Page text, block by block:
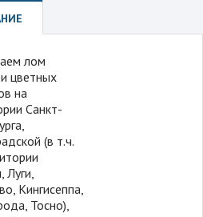
лом
цветных
на
Санкт-
(в т.ч.
Луги,
Кингисеппа,
Тосно),